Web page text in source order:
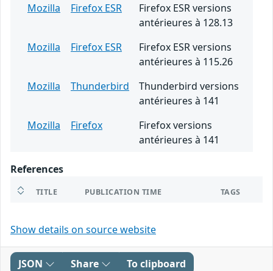
Mozilla
Firefox ESR
Firefox ESR versions
antérieures à 128.13
Mozilla
Firefox ESR
Firefox ESR versions
antérieures à 115.26
Mozilla
Thunderbird
Thunderbird versions
antérieures à 141
Mozilla
Firefox
Firefox versions
antérieures à 141
References
TITLE PUBLICATION TIME TAGS
Show details on source website
JSON Share To clipboard